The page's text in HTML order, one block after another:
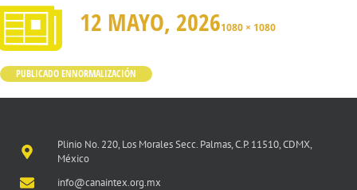
12 MAYO, 20261080 × 1080
PUBLICADO ENNORMALIZACIÓN
Plinio No. 220, Los Morales Secc. Palmas, C.P. 11510, CDMX,
México
info@canaintex.org.mx